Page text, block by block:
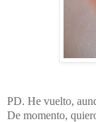
PD. He vuelto,
De momento,